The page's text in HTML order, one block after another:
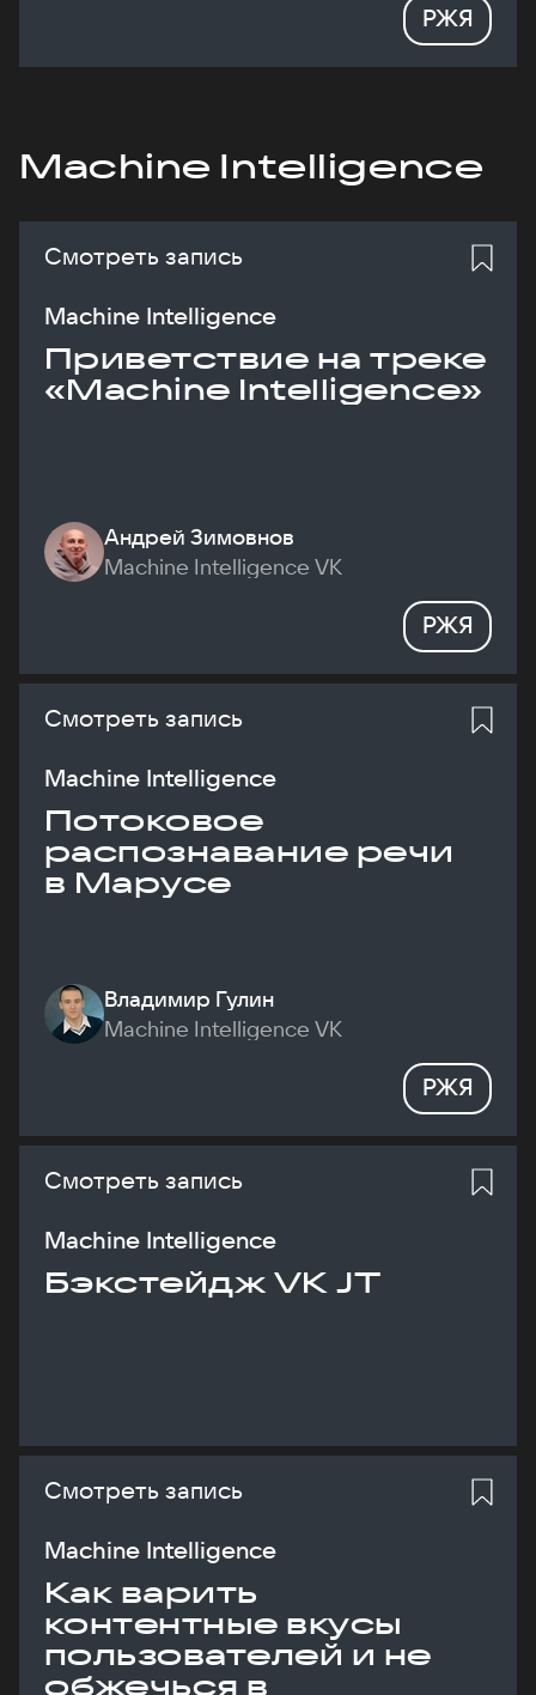
РЖЯ
Machine Intelligence
Смотреть запись
Machine Intelligence
Приветствие на треке
«Machine Intelligence»
Андрей Зимовнов
Machine Intelligence VK
РЖЯ
Смотреть запись
Machine Intelligence
Потоковое
распознавание речи
в Марусе
Владимир Гулин
Machine Intelligence VK
РЖЯ
Смотреть запись
Machine Intelligence
Бэкстейдж VK JT
Смотреть запись
Machine Intelligence
Как варить
контентные вкусы
пользователей и не
обжечься в